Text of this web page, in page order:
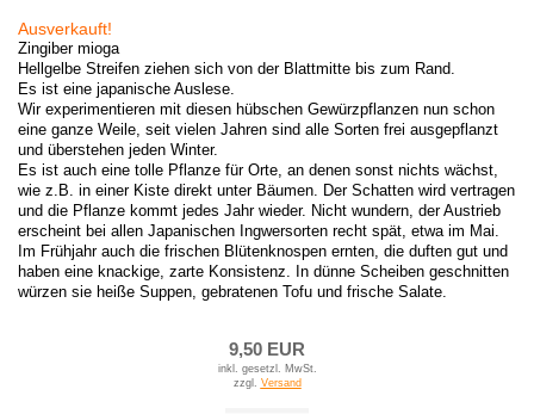
Ausverkauft!
Zingiber mioga
Hellgelbe Streifen ziehen sich von der Blattmitte bis zum Rand.
Es ist eine japanische Auslese.
Wir experimentieren mit diesen hübschen Gewürzpflanzen nun schon
eine ganze Weile, seit vielen Jahren sind alle Sorten frei ausgepflanzt
und überstehen jeden Winter.
Es ist auch eine tolle Pflanze für Orte, an denen sonst nichts wächst,
wie z.B. in einer Kiste direkt unter Bäumen. Der Schatten wird vertragen
und die Pflanze kommt jedes Jahr wieder. Nicht wundern, der Austrieb
erscheint bei allen Japanischen Ingwersorten recht spät, etwa im Mai.
Im Frühjahr auch die frischen Blütenknospen ernten, die duften gut und
haben eine knackige, zarte Konsistenz. In dünne Scheiben geschnitten
würzen sie heiße Suppen, gebratenen Tofu und frische Salate.
9,50 EUR
inkl. gesetzl. MwSt.
zzgl. Versand